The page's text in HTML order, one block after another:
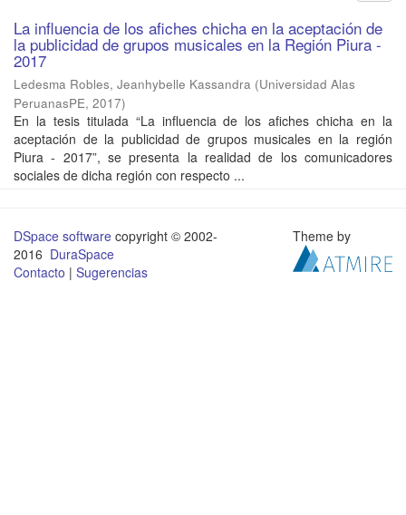
La influencia de los afiches chicha en la aceptación de
la publicidad de grupos musicales en la Región Piura -
2017
Ledesma Robles, Jeanhybelle Kassandra (Universidad Alas
PeruanasPE, 2017)
En la tesis titulada “La influencia de los afiches chicha en la
aceptación de la publicidad de grupos musicales en la región
Piura - 2017”, se presenta la realidad de los comunicadores
sociales de dicha región con respecto ...
DSpace software copyright © 2002-
2016 DuraSpace
Contacto | Sugerencias
Theme by